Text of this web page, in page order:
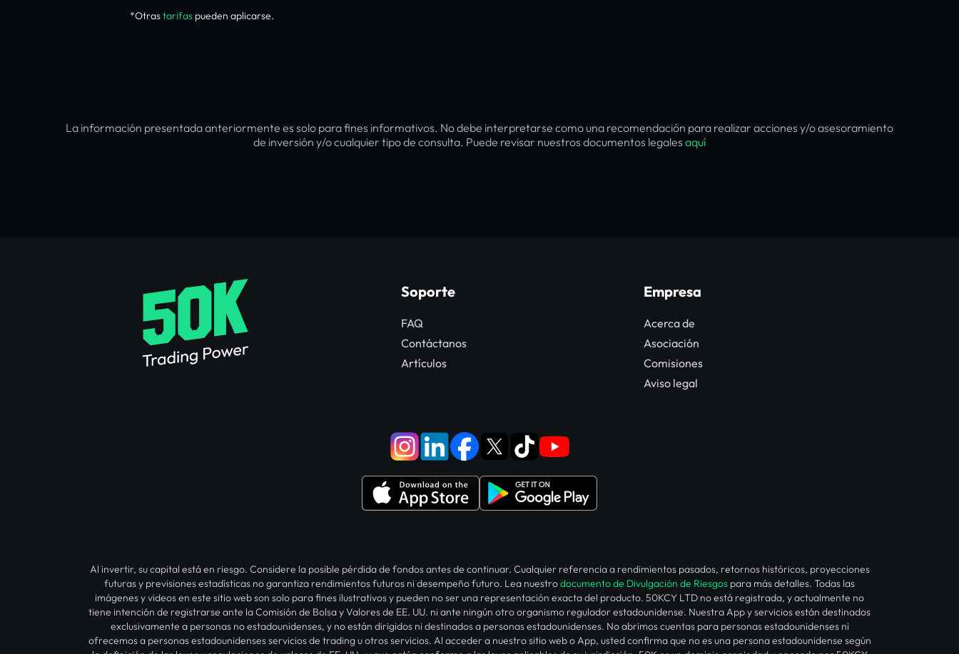
*Otrastarifaspueden aplicarse.
La información presentada anteriormente es solo para fines informativos. No debe interpretarse como una recomendación para realizar acciones y/o asesoramiento
de inversión y/o cualquier tipo de consulta. Puede revisar nuestros documentos legales aquí
Soporte
FAQ
Contáctanos
Artículos
Empresa
Acerca de
Asociación
Comisiones
Aviso legal
Al invertir, su capital está en riesgo. Considere la posible pérdida de fondos antes de continuar. Cualquier referencia a rendimientos pasados, retornos históricos, proyecciones
futuras y previsiones estadísticas no garantiza rendimientos futuros ni desempeño futuro. Lea nuestrodocumento de Divulgación de Riesgos para más detalles. Todas las
imágenes y videos en este sitio web son solo para fines ilustrativos y pueden no ser una representación exacta del producto. 50KCY LTD no está registrada, y actualmente no
tiene intención de registrarse ante la Comisión de Bolsa y Valores de EE. UU. ni ante ningún otro organismo regulador estadounidense. Nuestra App y servicios están destinados
exclusivamente a personas no estadounidenses, y no están dirigidos ni destinados a personas estadounidenses. No abrimos cuentas para personas estadounidenses ni
ofrecemos a personas estadounidenses servicios de trading u otros servicios. Al acceder a nuestro sitio web o App, usted confirma que no es una persona estadounidense según